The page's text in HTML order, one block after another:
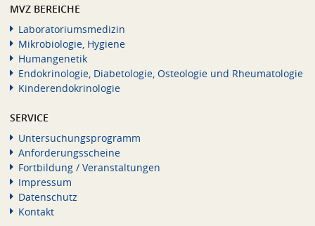
MVZ BEREICHE
Laboratoriumsmedizin
Mikrobiologie, Hygiene
Humangenetik
Endokrinologie, Diabetologie, Osteologie und Rheumatologie
Kinderendokrinologie
SERVICE
Untersuchungsprogramm
Anforderungsscheine
Fortbildung / Veranstaltungen
Impressum
Datenschutz
Kontakt